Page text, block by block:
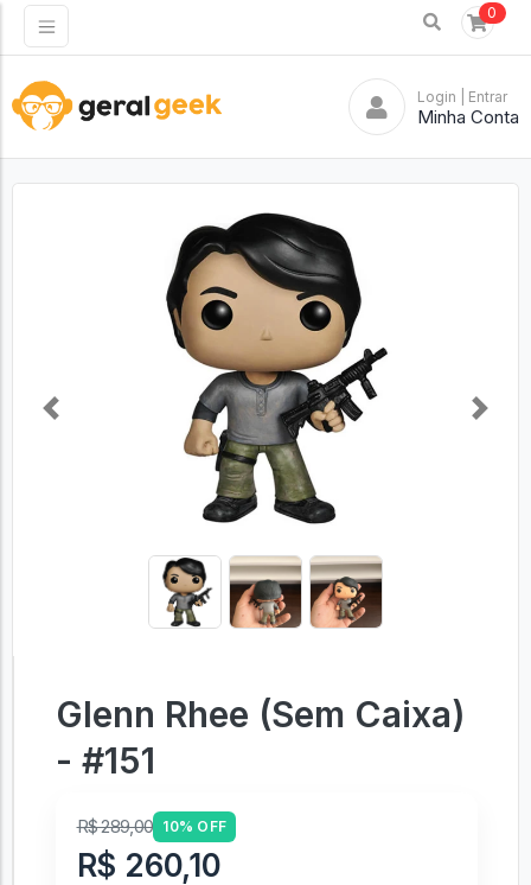
0
Login | Entrar
Minha Conta
Previous Next
Glenn Rhee (Sem Caixa)
- #151
R$ 289,00 10% OFF
R$ 260,10